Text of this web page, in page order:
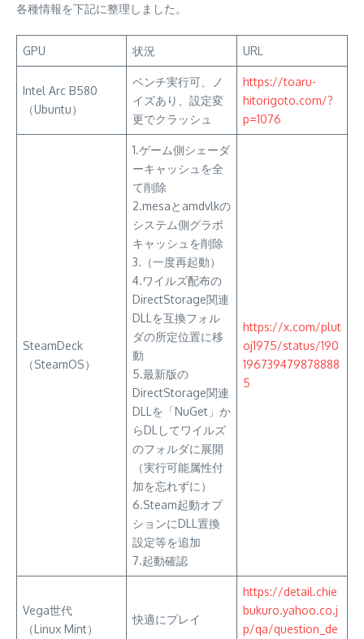
各種情報を下記に整理しました。
GPU 状況 URL
Intel Arc B580
（Ubuntu）
ベンチ実行可、ノ
イズあり、設定変
更でクラッシュ
https://toaru-
hitorigoto.com/?
p=1076
SteamDeck
（SteamOS）
1.ゲーム側シェーダ
ーキャッシュを全
て削除
2.mesaとamdvlkの
システム側グラボ
キャッシュを削除
3.（一度再起動）
4.ワイルズ配布の
DirectStorage関連
DLLを互換フォル
ダの所定位置に移
動
5.最新版の
DirectStorage関連
DLLを「NuGet」か
らDLしてワイルズ
のフォルダに展開
（実行可能属性付
加を忘れずに）
6.Steam起動オプ
ションにDLL置換
設定等を追加
7.起動確認
https://x.com/plut
oj1975/status/190
196739479878888
5
Vega世代
（Linux Mint）
快適にプレイ
https://detail.chie
bukuro.yahoo.co.j
p/qa/question_de